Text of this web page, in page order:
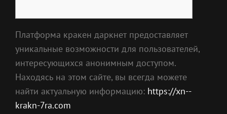
Платформа кракен даркнет предоставляет
уникальные возможности для пользователей,
интересующихся анонимным доступом.
Находясь на этом сайте, вы всегда можете
найти актуальную информацию: https://xn--
krakn-7ra.com